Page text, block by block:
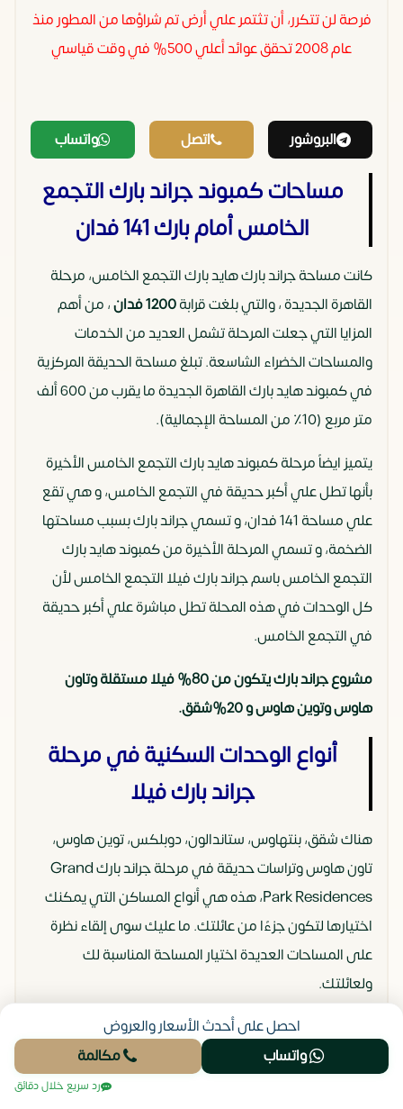
فرصة لن تتكرر، أن تثتمر علي أرض تم شراؤها من المطور منذ
عام 2008 تحقق عوائد أعلي 500% في وقت قياسي
البروشور اتصل واتساب
مساحات كمبوند جراند بارك التجمع
الخامس أمام بارك 141 فدان
كانت مساحة جراند بارك هايد بارك التجمع الخامس، مرحلة
القاهرة الجديدة ، والتي بلغت قرابة
، من أهم
المزايا التي جعلت المرحلة تشمل العديد من الخدمات
والمساحات الخضراء الشاسعة. تبلغ مساحة الحديقة المركزية
في كمبوند هايد بارك القاهرة الجديدة ما يقرب من 600 ألف
متر مربع (10٪ من المساحة الإجمالية).
يتميز ايضاً مرحلة كمبوند هايد بارك التجمع الخامس الأخيرة
بأنها تطل علي أكبر حديقة في التجمع الخامس، و هي تقع
علي مساحة 141 فدان، و تسمي جراند بارك بسبب مساحتها
الضخمة، و تسمي المرحلة الأخيرة من كمبوند هايد بارك
التجمع الخامس باسم جراند بارك فيلا التجمع الخامس لأن
كل الوحدات في هذه المحلة تطل مباشرة علي أكبر حديقة
في التجمع الخامس.
مشروع جراند بارك يتكون من 80% فيلا مستقلة وتاون
هاوس وتوين هاوس و 20%شقق.
أنواع الوحدات السكنية في مرحلة
جراند بارك فيلا
هناك شقق، بنتهاوس، ستاندالون، دوبلكس، توين هاوس،
تاون هاوس وتراسات حديقة في مرحلة جراند بارك Grand
Park Residences، هذه هي أنواع المساكن التي يمكنك
اختيارها لتكون جزءًا من عائلتك. ما عليك سوى إلقاء نظرة
على المساحات العديدة اختيار المساحة المناسبة لك
ولعائلتك.
شقة بغرفة نوم واحدة: مساحتها 72 متر مربع.
شقة بغرفة نوم واحدة + جاردن
: مساحتها 72 متر مربع
احصل على أحدث الأسعار والعروض
واتساب
مكالمة
رد سريع خلال دقائق